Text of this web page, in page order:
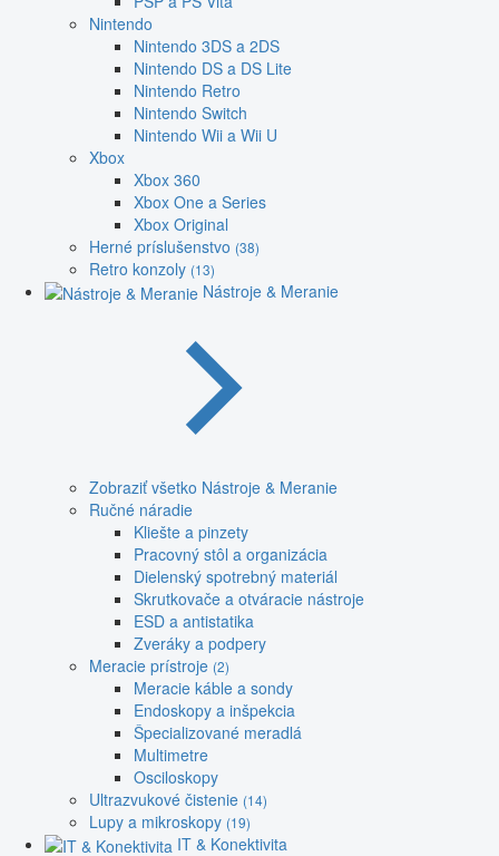
Nintendo
Nintendo 3DS a 2DS
Nintendo DS a DS Lite
Nintendo Retro
Nintendo Switch
Nintendo Wii a Wii U
Xbox
Xbox 360
Xbox One a Series
Xbox Original
Herné príslušenstvo (38)
Retro konzoly (13)
Nástroje & Meranie
Zobraziť všetko Nástroje & Meranie
Ručné náradie
Kliešte a pinzety
Pracovný stôl a organizácia
Dielenský spotrebný materiál
Skrutkovače a otváracie nástroje
ESD a antistatika
Zveráky a podpery
Meracie prístroje (2)
Meracie káble a sondy
Endoskopy a inšpekcia
Špecializované meradlá
Multimetre
Osciloskopy
Ultrazvukové čistenie (14)
Lupy a mikroskopy (19)
IT & Konektivita